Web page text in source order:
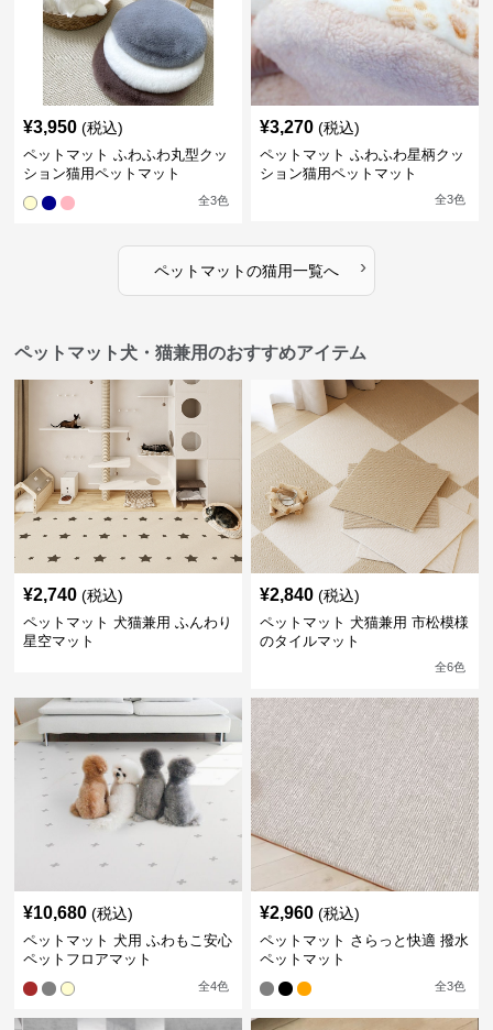
¥3,950 (税込)
ペットマット ふわふわ丸型クッ
ション猫用ペットマット
全3色
¥3,270 (税込)
ペットマット ふわふわ星柄クッ
ション猫用ペットマット
全3色
ペットマットの猫用一覧へ ›
ペットマット犬・猫兼用のおすすめアイテム
¥2,740 (税込)
ペットマット 犬猫兼用 ふんわり
星空マット
¥2,840 (税込)
ペットマット 犬猫兼用 市松模様
のタイルマット
全6色
¥10,680 (税込)
ペットマット 犬用 ふわもこ安心
ペットフロアマット
全4色
¥2,960 (税込)
ペットマット さらっと快適 撥水
ペットマット
全3色